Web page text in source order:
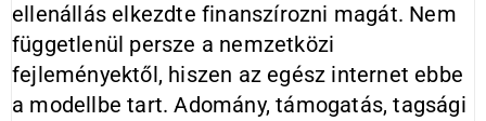
ellenállás elkezdte finanszírozni magát. Nem
függetlenül persze a nemzetközi
fejleményektől, hiszen az egész internet ebbe
a modellbe tart. Adomány, támogatás, tagsági